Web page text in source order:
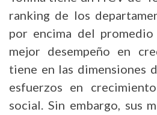
ranking de los
por encima del promedio
mejor desempeño en
tiene en las dimensiones
esfuerzos en
social. Sin embargo, sus